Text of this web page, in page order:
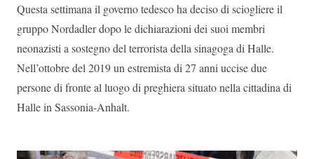
Questa settimana il governo tedesco ha deciso di sciogliere il
gruppo Nordadler dopo le dichiarazioni dei suoi membri
neonazisti a sostegno del terrorista della sinagoga di Halle.
Nell’ottobre del 2019 un estremista di 27 anni uccise due
persone di fronte al luogo di preghiera situato nella cittadina di
Halle in Sassonia-Anhalt.